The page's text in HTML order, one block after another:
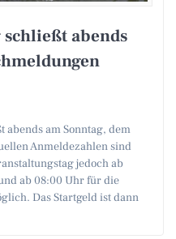
abends
am Sonntag, dem
Anmeldezahlen sind
jedoch ab
ab 08:00 Uhr für die
Das Startgeld ist dann